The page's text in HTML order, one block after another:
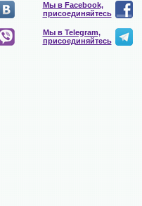
Мы в Facebook,
присоединяйтесь
Мы в Telegram,
присоединяйтесь